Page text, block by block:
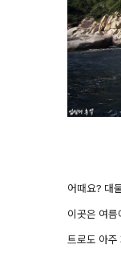
어때요? 대
이곳은 여
트로도 아